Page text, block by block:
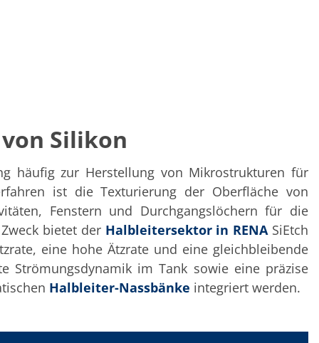
Silikon
häufig zur Herstellung von Mikrostrukturen für
ist die Texturierung der Oberfläche von
Fenstern und Durchgangslöchern für die
bietet der Halbleitersektor in RENASiEtch
eine hohe Ätzrate und eine gleichbleibende
Strömungsdynamik im Tank sowie eine präzise
Halbleiter-Nassbänke integriert werden.